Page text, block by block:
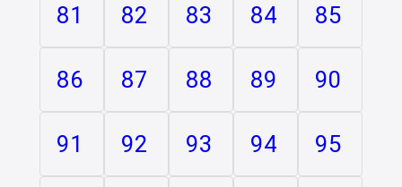
81 82 83 84 85
86 87 88 89 90
91 92 93 94 95